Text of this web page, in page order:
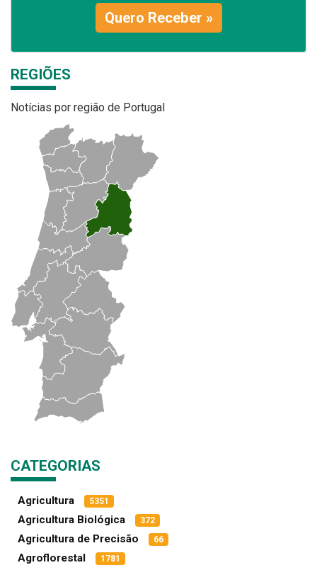
Quero Receber »
REGIÕES
Notícias por região de Portugal
CATEGORIAS
Agricultura 5351
Agricultura Biológica 372
Agricultura de Precisão 66
Agroflorestal 1781